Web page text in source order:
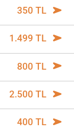
350 TL
1.499 TL
800 TL
2.500 TL
400 TL